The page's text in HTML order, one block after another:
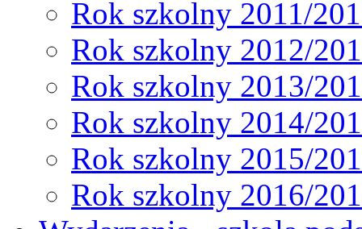
Rok szkolny 2011/
Rok szkolny 2012/
Rok szkolny 2013/
Rok szkolny 2014/
Rok szkolny 2015/
Rok szkolny 2016/